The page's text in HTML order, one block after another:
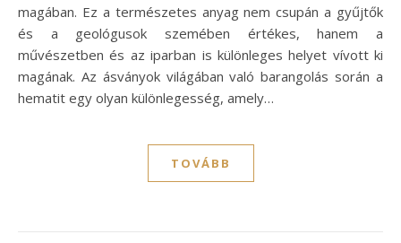
magában. Ez a természetes anyag nem csupán a gyűjtők
és a geológusok szemében értékes, hanem a
művészetben és az iparban is különleges helyet vívott ki
magának. Az ásványok világában való barangolás során a
hematit egy olyan különlegesség, amely…
TOVÁBB